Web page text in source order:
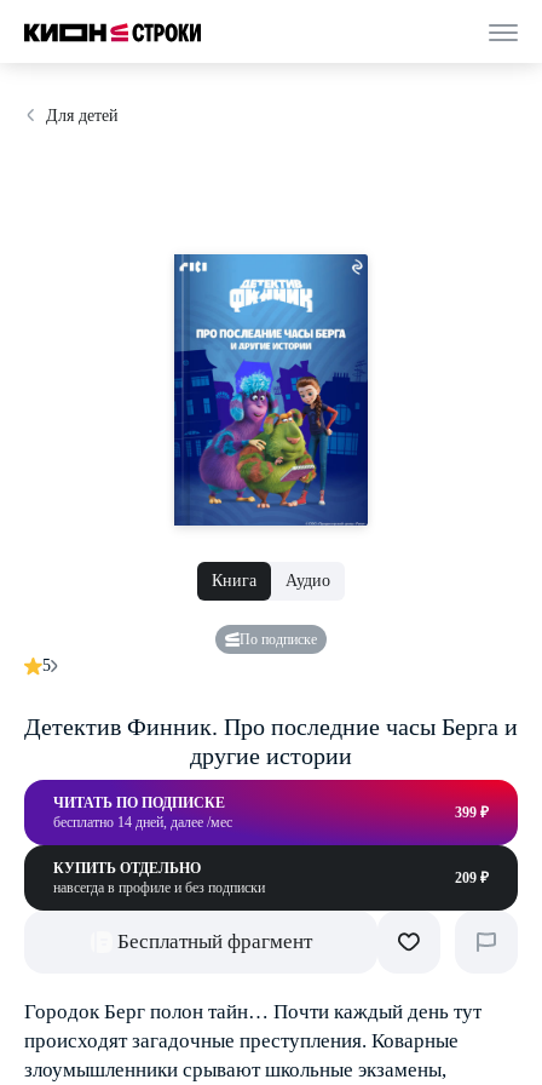
Для детей
Книга Аудио
По подписке
5
Детектив Финник. Про последние часы Берга и
другие истории
ЧИТАТЬ ПО ПОДПИСКЕ
бесплатно 14 дней, далее /мес
399 ₽
КУПИТЬ ОТДЕЛЬНО
навсегда в профиле и без подписки
209 ₽
Бесплатный фрагмент
Городок Берг полон тайн… Почти каждый день тут
происходят загадочные преступления. Коварные
злоумышленники срывают школьные экзамены,